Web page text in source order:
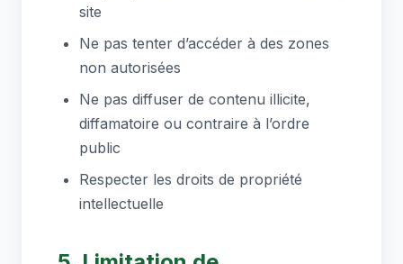
site
Ne pas tenter d’accéder à des zones
non autorisées
Ne pas diffuser de contenu illicite,
diffamatoire ou contraire à l’ordre
public
Respecter les droits de propriété
intellectuelle